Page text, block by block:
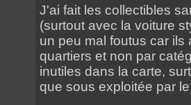
J'ai fait les collectibles
(surtout avec la voiture
un peu mal foutus car
quartiers et non par
inutiles dans la carte,
que sous exploitée par